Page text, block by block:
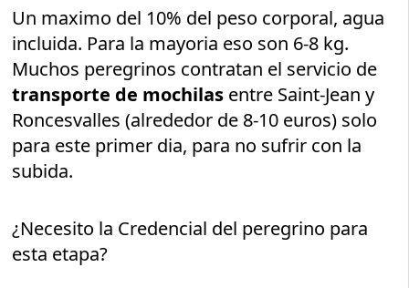
Un maximo del 10% del peso corporal, agua
incluida. Para la mayoria eso son 6-8 kg.
Muchos peregrinos contratan el servicio de
transporte de mochilas entre Saint-Jean y
Roncesvalles (alrededor de 8-10 euros) solo
para este primer dia, para no sufrir con la
subida.
¿Necesito la Credencial del peregrino para
esta etapa?